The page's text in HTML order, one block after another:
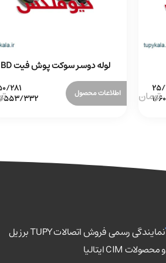
لوله دوسر سوکت پوش فیت BD
اطلاعات محصول
نمایندگی رسمی فروش اتصالات TUPY برزیل
و محصولات CIM ایتالیا